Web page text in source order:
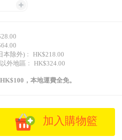
本除外)﹕ HK$218.00
外地區﹕ HK$324.00
，本地運費全免。
加入購物籃